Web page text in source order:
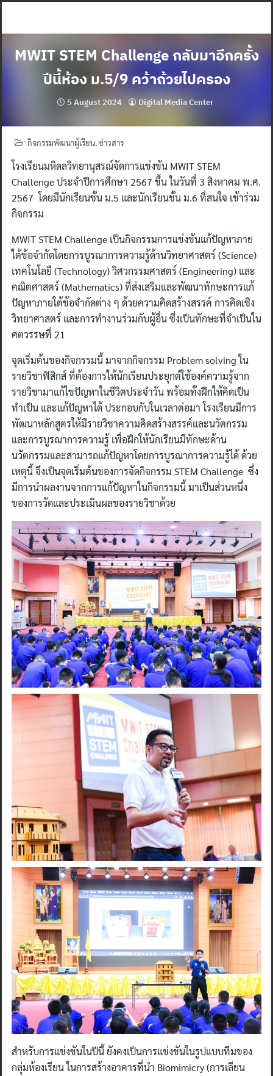
MWIT STEM Challenge กลับมาอีกครั้ง
ปีนี้ห้อง ม.5/9 คว้าถ้วยไปครอง
5 August 2024 Digital Media Center
กิจกรรมพัฒนาผู้เรียน,ข่าวสาร
โรงเรียนมหิดลวิทยานุสรณ์จัดการแข่งขัน MWIT STEM
Challenge ประจำปีการศึกษา 2567 ขึ้น ในวันที่ 3 สิงหาคม พ.ศ.
2567 โดยมีนักเรียนชั้น ม.5 และนักเรียนชั้น ม.6 ที่สนใจ เข้าร่วม
กิจกรรม
MWIT STEM Challenge เป็นกิจกรรมการแข่งขันแก้ปัญหาภาย
ใต้ข้อจำกัดโดยการบูรณาการความรู้ด้านวิทยาศาสตร์ (Science)
เทคโนโลยี (Technology) วิศวกรรมศาสตร์ (Engineering) และ
คณิตศาสตร์ (Mathematics) ที่ส่งเสริมและพัฒนาทักษะการแก้
ปัญหาภายใต้ข้อจำกัดต่าง ๆ ด้วยความคิดสร้างสรรค์ การคิดเชิง
วิทยาศาสตร์ และการทำงานร่วมกับผู้อื่น ซึ่งเป็นทักษะที่จำเป็นใน
ศตวรรษที่ 21
จุดเริ่มต้นของกิจกรรมนี้ มาจากกิจกรรม Problem solving ใน
รายวิชาฟิสิกส์ ที่ต้องการให้นักเรียนประยุกต์ใช้องค์ความรู้จาก
รายวิชามาแก้ไขปัญหาในชีวิตประจำวัน พร้อมทั้งฝึกให้คิดเป็น
ทำเป็น และแก้ปัญหาได้ ประกอบกับในเวลาต่อมา โรงเรียนมีการ
พัฒนาหลักสูตรให้มีรายวิชาความคิดสร้างสรรค์และนวัตกรรม
และการบูรณาการความรู้ เพื่อฝึกให้นักเรียนมีทักษะด้าน
นวัตกรรมและสามารถแก้ปัญหาโดยการบูรณาการความรู้ได้ ด้วย
เหตุนี้ จึงเป็นจุดเริ่มต้นของการจัดกิจกรรม STEM Challenge ซึ่ง
มีการนำผลงานจากการแก้ปัญหาในกิจกรรมนี้ มาเป็นส่วนหนึ่ง
ของการวัดและประเมินผลของรายวิชาด้วย
สำหรับการแข่งขันในปีนี้ ยังคงเป็นการแข่งขันในรูปแบบทีมของ
กลุ่มห้องเรียน ในการสร้างอาคารที่นำ Biomimicry (การเลียน